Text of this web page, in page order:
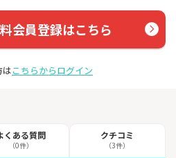
会員登録はこちら
はこちらからログイン
くある質問
（0件）
クチコミ
（3件）